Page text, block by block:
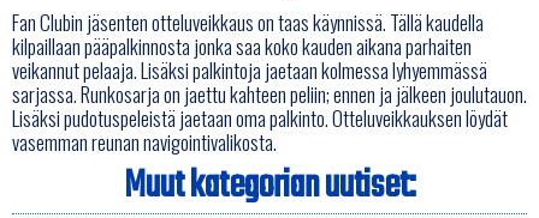
Fan Clubin jäsenten otteluveikkaus on taas käynnissä. Tällä kaudella
kilpaillaan pääpalkinnosta jonka saa koko kauden aikana parhaiten
veikannut pelaaja. Lisäksi palkintoja jaetaan kolmessa lyhyemmässä
sarjassa. Runkosarja on jaettu kahteen peliin; ennen ja jälkeen joulutauon.
Lisäksi pudotuspeleistä jaetaan oma palkinto. Otteluveikkauksen löydät
vasemman reunan navigointivalikosta.
Muut kategorian uutiset: